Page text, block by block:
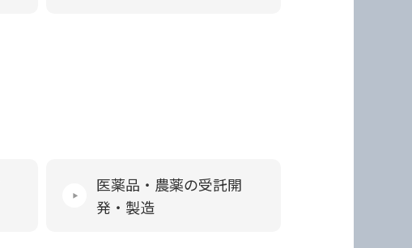
医薬品・農薬の受託開
発・製造